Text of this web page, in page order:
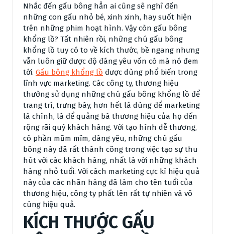
Nhắc đến gấu bông hẳn ai cũng sẽ nghĩ đến
những con gấu nhỏ bé, xinh xinh, hay suốt hiện
trên những phim hoạt hình. Vậy còn gấu bông
khổng lồ? Tất nhiên rồi, những chú gấu bông
khổng lồ tuy có to về kích thước, bề ngang nhưng
vẫn luôn giữ được độ đáng yêu vốn có mà nó đem
tới. Gấu bông khổng lồ được dùng phổ biến trong
lĩnh vực marketing. Các công ty, thương hiệu
thường sử dụng những chú gấu bông khổng lồ để
trang trí, trưng bày, hơn hết là dùng để marketing
là chính, là để quảng bá thương hiệu của họ đến
rộng rãi quý khách hàng. Với tạo hình dễ thương,
có phần mũm mĩm, đáng yêu, những chú gấu
bông này đã rất thành công trong việc tạo sự thu
hút với các khách hàng, nhất là với những khách
hàng nhỏ tuổi. Với cách marketing cực kì hiệu quả
này của các nhãn hàng đã làm cho tên tuổi của
thương hiệu, công ty phất lên rất tự nhiên và vô
cùng hiệu quả.
KÍCH THƯỚC GẤU